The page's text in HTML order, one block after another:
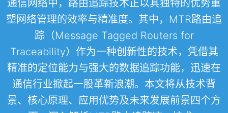
通信网络中，路由追踪技术正以其独特的优势重
塑网络管理的效率与精准度。其中，MTR路由追
踪（Message Tagged Routers for
Traceability）作为一种创新性的技术，凭借其
精准的定位能力与强大的数据追踪功能，迅速在
通信行业掀起一股革新浪潮。本文将从技术背
景、核心原理、应用优势及未来发展前景四个方